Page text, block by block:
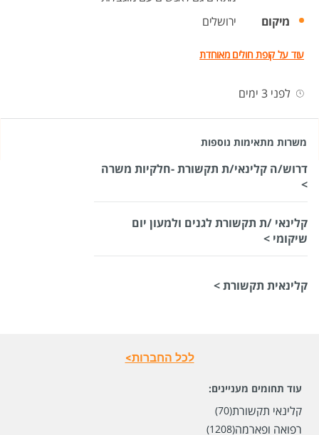
מיקום
ירושלים
עוד על קופת חולים מאוחדת
לפני 3 ימים
משרות מתאימות נוספות
דרוש/ה קלינאי/ת תקשורת -חלקיות משרה
>
קלינאי /ת תקשורת לגנים ולמעון יום
שיקומי >
קלינאית תקשורת >
לכל החברות>
עוד תחומים מעניינים:
קלינאי תקשורת(70)
רפואה ופארמה(1208)